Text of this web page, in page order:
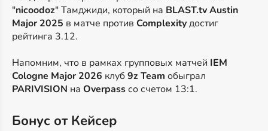
"nicoodoz" Тамджиди, который на BLAST.tv Austin
Major 2025 в матче против Complexityдостиг
рейтинга 3.12.
Напомним, что в рамках групповых матчей IEM
Cologne Major 2026 клуб9z Team обыграл
PARIVISION на Overpassсо счетом 13:1.
Бонус от Кейсер